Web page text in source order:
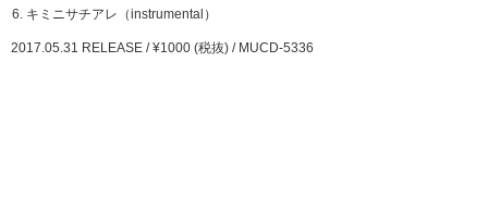
キミニサチアレ（instrumental）
2017.05.31 RELEASE / ¥1000 (税抜) / MUCD-5336